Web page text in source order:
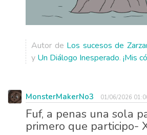
Autor de Los sucesos de
y Un Diálogo Inesperado. ¡Mis
MonsterMakerNo3 01/06/2026
Fuf, a penas una sola
primero que participo-